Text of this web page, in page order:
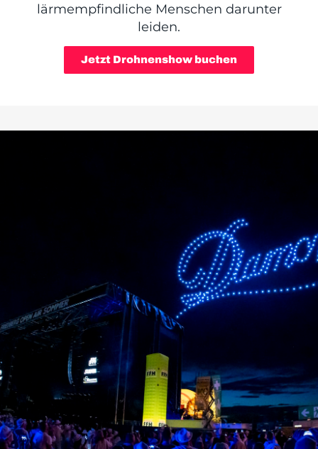
lärmempfindliche Menschen darunter
leiden.
Jetzt Drohnenshow buchen